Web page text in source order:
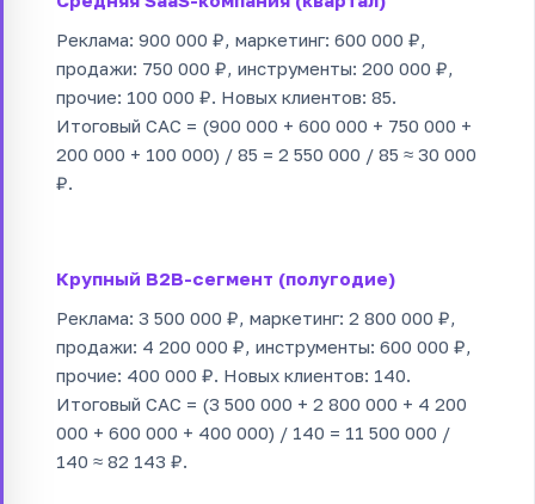
Реклама: 900 000 ₽, маркетинг: 600 000 ₽,
продажи: 750 000 ₽, инструменты: 200 000 ₽,
прочие: 100 000 ₽. Новых клиентов: 85.
Итоговый CAC = (900 000 + 600 000 + 750 000 +
200 000 + 100 000) / 85 = 2 550 000 / 85 ≈ 30 000
₽.
Крупный B2B-сегмент (полугодие)
Реклама: 3 500 000 ₽, маркетинг: 2 800 000 ₽,
продажи: 4 200 000 ₽, инструменты: 600 000 ₽,
прочие: 400 000 ₽. Новых клиентов: 140.
Итоговый CAC = (3 500 000 + 2 800 000 + 4 200
000 + 600 000 + 400 000) / 140 = 11 500 000 /
140 ≈ 82 143 ₽.